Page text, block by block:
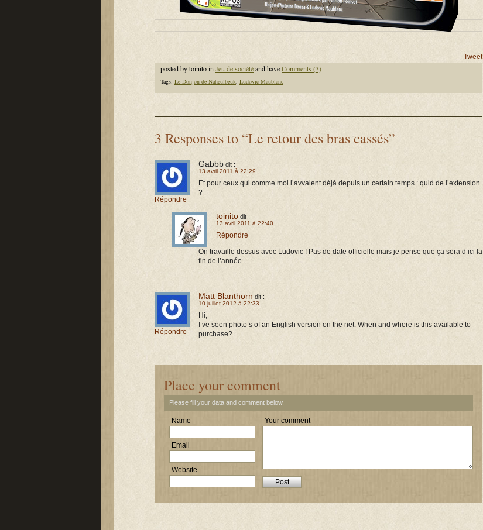
Tweet
posted by toinito in Jeu de sociétéand haveComments (3)
Tags: Le Donjon de Naheulbeuk, Ludovic Maublanc
3 Responses to “Le retour des bras cassés”
Gabbb dit :
13 avril 2011 à 22:29
Et pour ceux qui comme moi l’avvaient déjà depuis un certain temps : quid de l’extension
?
Répondre
toinito dit :
13 avril 2011 à 22:40
On travaille dessus avec Ludovic ! Pas de date officielle mais je pense que ça sera d’ici la
fin de l’année…
Répondre
Matt Blanthorn dit :
10 juillet 2012 à 22:33
Hi,
I’ve seen photo’s of an English version on the net. When and where is this available to
purchase?
Répondre
Place your comment
Please fill your data and comment below.
Name
Email
Website
Your comment